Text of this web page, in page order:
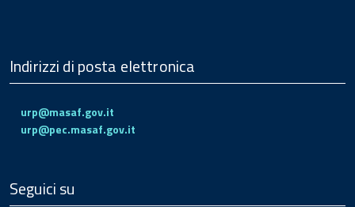
Indirizzi di posta elettronica
urp@masaf.gov.it
urp@pec.masaf.gov.it
Seguici su